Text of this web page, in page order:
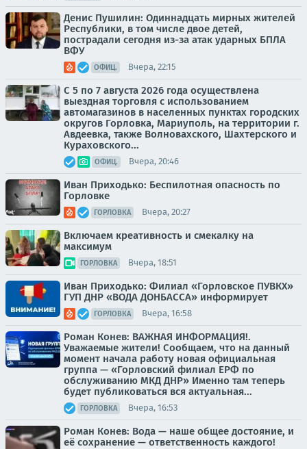
Денис Пушилин: Одиннадцать мирных жителей
Республики, в том числе двое детей,
пострадали сегодня из-за атак ударных БПЛА
ВФУ
ОФИЦ. Вчера, 22:15
С 5 по 7 августа 2026 года осуществлена
выездная торговля с использованием
автомагазинов в населенных пунктах городских
округов Горловка, Мариуполь, на территории г.
Авдеевка, также Волновахского, Шахтерского и
Кураховского...
ОФИЦ. Вчера, 20:46
Иван Приходько: Беспилотная опасность по
Горловке
ГОРЛОВКА Вчера, 20:27
Включаем креативность и смекалку на
максимум
ГОРЛОВКА Вчера, 18:51
Иван Приходько: Филиал «Горловское ПУВКХ»
ГУП ДНР «ВОДА ДОНБАССА» информирует
ГОРЛОВКА Вчера, 16:58
Роман Конев: ВАЖНАЯ ИНФОРМАЦИЯ!.
Уважаемые жители! Сообщаем, что на данный
момент начала работу новая официальная
группа — «Горловский филиал ЕРФ по
обслуживанию МКД ДНР» Именно там теперь
будет публиковаться вся актуальная...
ГОРЛОВКА Вчера, 16:53
Роман Конев: Вода — наше общее достояние, и
её сохранение — ответственность каждого!